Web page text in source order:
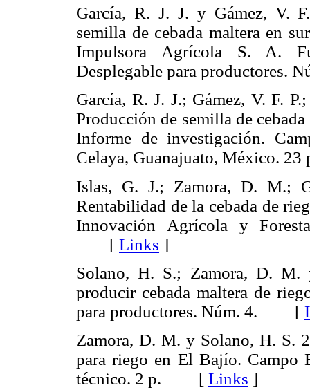
García, R. J. J. y Gámez, V.
semilla de cebada maltera en
Impulsora Agrícola S. A.
Desplegable para
García, R. J. J.; Gámez, V. F.
Producción de semilla de
Informe de investigación.
Celaya, Guanajuato,
Islas, G. J.; Zamora, D. M.;
Rentabilidad de la cebada de
Innovación Agrícola y
[ Links ]
Solano, H. S.; Zamora, D. M.
producir cebada maltera de
para productores. Núm. 4. [
Zamora, D. M. y Solano, H. S.
para riego en El Bajío. Campo
técnico. 2 p. [ Links ]